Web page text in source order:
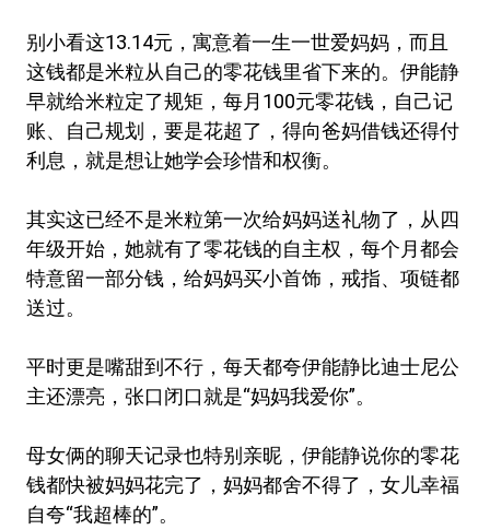
别小看这13.14元，寓意着一生一世爱妈妈，而且
这钱都是米粒从自己的零花钱里省下来的。伊能静
早就给米粒定了规矩，每月100元零花钱，自己记
账、自己规划，要是花超了，得向爸妈借钱还得付
利息，就是想让她学会珍惜和权衡。
其实这已经不是米粒第一次给妈妈送礼物了，从四
年级开始，她就有了零花钱的自主权，每个月都会
特意留一部分钱，给妈妈买小首饰，戒指、项链都
送过。
平时更是嘴甜到不行，每天都夸伊能静比迪士尼公
主还漂亮，张口闭口就是“妈妈我爱你”。
母女俩的聊天记录也特别亲昵，伊能静说你的零花
钱都快被妈妈花完了，妈妈都舍不得了，女儿幸福
自夸“我超棒的”。